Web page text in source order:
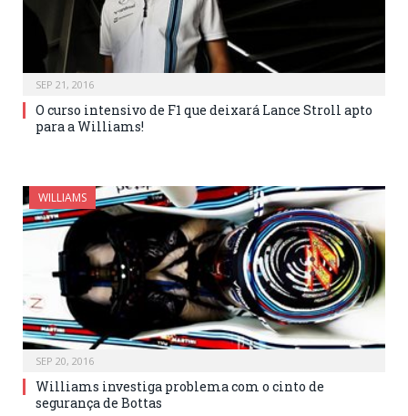
SEP 21, 2016
O curso intensivo de F1 que deixará Lance Stroll apto
para a Williams!
WILLIAMS
SEP 20, 2016
Williams investiga problema com o cinto de
segurança de Bottas